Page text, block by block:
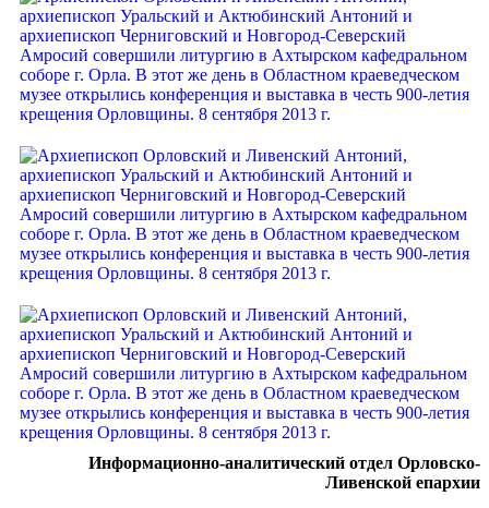
Информационно-аналитический отдел Орловско-
Ливенской епархии